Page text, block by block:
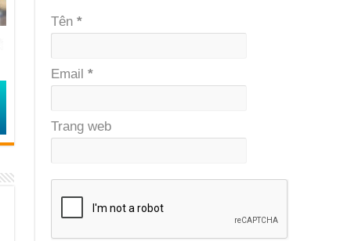
Tên *
Email *
Trang web